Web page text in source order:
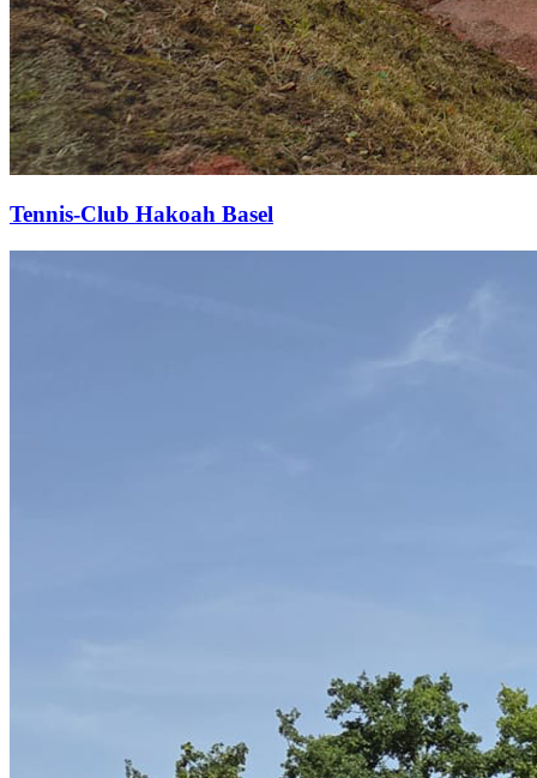
Tennis-Club Hakoah Basel